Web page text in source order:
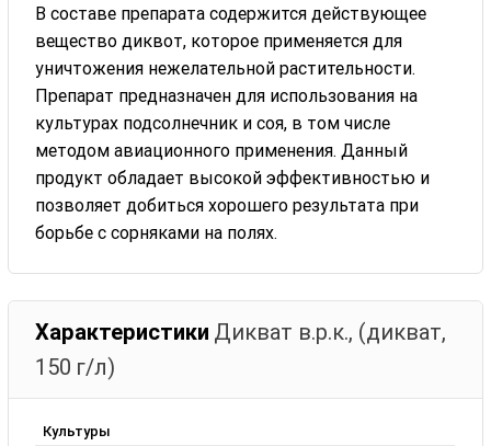
В составе препарата содержится действующее
вещество диквот, которое применяется для
уничтожения нежелательной растительности.
Препарат предназначен для использования на
культурах подсолнечник и соя, в том числе
методом авиационного применения. Данный
продукт обладает высокой эффективностью и
позволяет добиться хорошего результата при
борьбе с сорняками на полях.
Характеристики Дикват в.р.к., (дикват,
150 г/л)
Культуры